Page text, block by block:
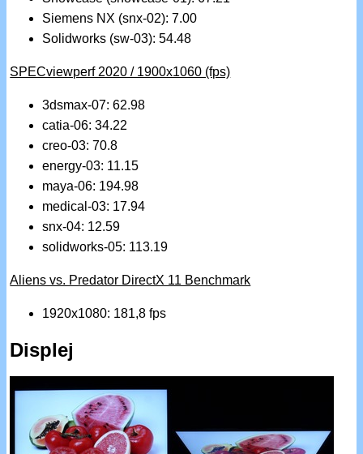
Siemens NX (snx-02): 7.00
Solidworks (sw-03): 54.48
SPECviewperf 2020 / 1900x1060 (fps)
3dsmax-07: 62.98
catia-06: 34.22
creo-03: 70.8
energy-03: 11.15
maya-06: 194.98
medical-03: 17.94
snx-04: 12.59
solidworks-05: 113.19
Aliens vs. Predator DirectX 11 Benchmark
1920x1080: 181,8 fps
Displej